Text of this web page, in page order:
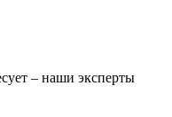
– наши эксперты